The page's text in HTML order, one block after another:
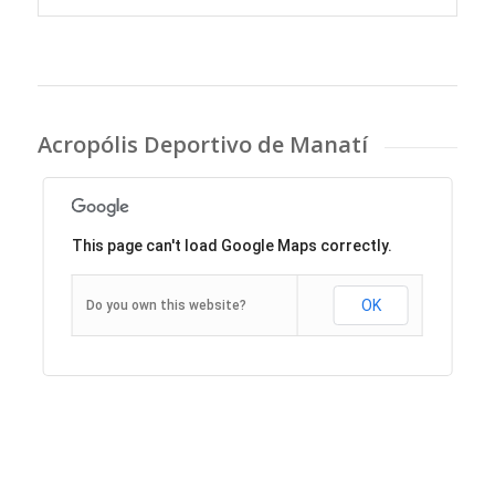
Acropólis Deportivo de Manatí
This page can't load Google Maps correctly.
Do you own this website? OK